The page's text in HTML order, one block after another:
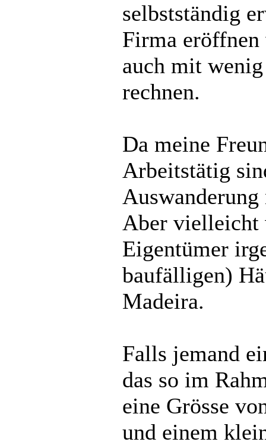
selbstständig
Firma
auch mit
rechnen.
Da meine
Arbeitstätig
Auswanderung
Aber vielleicht
Eigentümer
baufälligen)
Madeira.
Falls jemand
das so im
eine Grösse
und einem